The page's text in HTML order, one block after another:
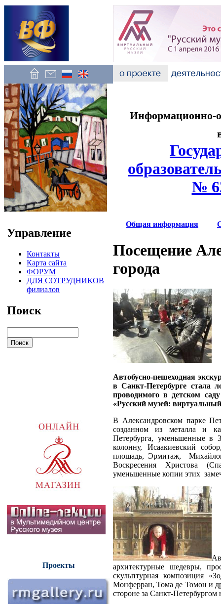
Управление
Контакты
Карта сайта
ФОРУМ
ДЛЯ СОТРУДНИКОВ
филиалов
Поиск
Проекты
Информационно-
№
Общая информация
Посещение
города
Автобусно-пешеходная
в Санкт-Петербурге стала
проводимого в детском
«Русский музей:
В Александровском парке
созданном из металла и
Петербурга, уменьшенные в
колонну, Исаакиевский
площадь, Эрмитаж,
Воскресения Христова
уменьшенные копии этих
архитектурные шедевры,
скульптурная композиция
Монферран, Тома де Томон и
стороне за Санкт-